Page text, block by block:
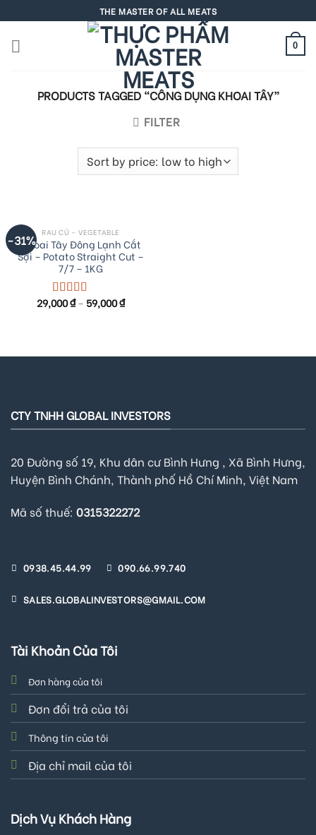
to
content
THE MASTER OF ALL MEATS
0
PRODUCTS TAGGED “CÔNG DỤNG KHOAI TÂY”
FILTER
-31% RAU CỦ – VEGETABLE
Khoai Tây Đông Lạnh Cắt
Sợi – Potato Straight Cut –
7/7 – 1KG
Rated5.00
29,000₫– 59,000₫
CTY TNHH GLOBAL INVESTORS
20 Đường số 19, Khu dân cư Bình Hưng , Xã Bình Hưng,
Huyện Bình Chánh, Thành phố Hồ Chí Minh, Việt Nam
Mã số thuế: 0315322272
0938.45.44.99 090.66.99.740
SALES.GLOBALINVESTORS@GMAIL.COM
Tài Khoản Của Tôi
Đơn hàng của tôi
Đơn đổi trả của tôi
Thông tin của tôi
Địa chỉ mail của tôi
Dịch Vụ Khách Hàng